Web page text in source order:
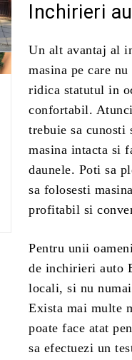
Inchirieri
Un alt avantaj al
masina pe care
ridica statutul in
confortabil.
trebuie sa cunosti
masina intacta si
daunele. Poti sa
sa folosesti
profitabil si
Pentru unii
de inchirieri auto
locali, si nu
Exista mai multe
poate face atat
sa efectuezi un